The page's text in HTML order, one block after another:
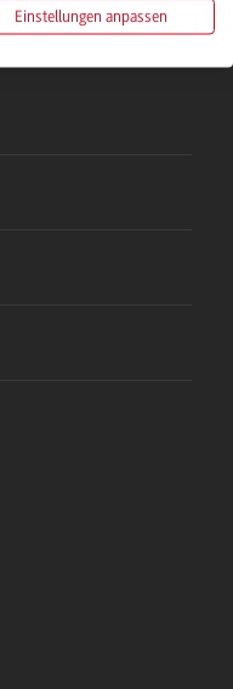
Einstellungen anpassen